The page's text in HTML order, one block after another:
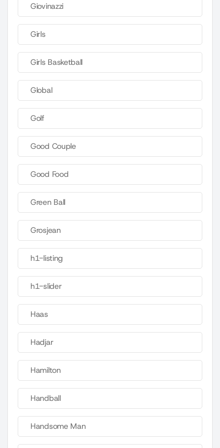
Giovinazzi
Girls
Girls Basketball
Global
Golf
Good Couple
Good Food
Green Ball
Grosjean
h1-listing
h1-slider
Haas
Hadjar
Hamilton
Handball
Handsome Man